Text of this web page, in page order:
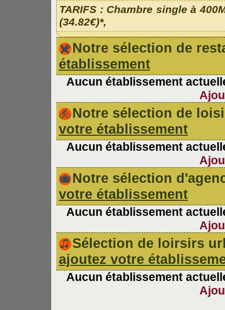
TARIFS : Chambre single à
(34.82€)*,
Notre sélection de
établissement
Aucun établissement
Notre sélection de
votre établissement
Aucun établissement
Notre sélection
votre établissement
Aucun établissement
Sélection de loirsirs
ajoutez votre
Aucun établissement